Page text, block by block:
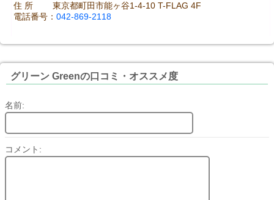
住 所	東京都町田市能ヶ谷1-4-10 T-FLAG 4F
電話番号： 042-869-2118
グリーン Greenの口コミ・オススメ度
名前:
コメント: